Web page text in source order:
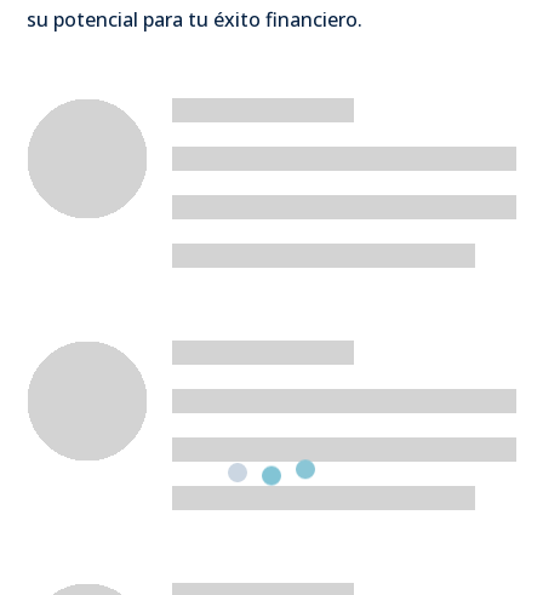
su potencial para tu éxito financiero.